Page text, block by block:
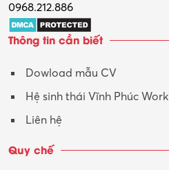
0968.212.886
Thông tin cần biết
Dowload mẫu CV
Hệ sinh thái Vĩnh Phúc Work
Liên hệ
Quy chế